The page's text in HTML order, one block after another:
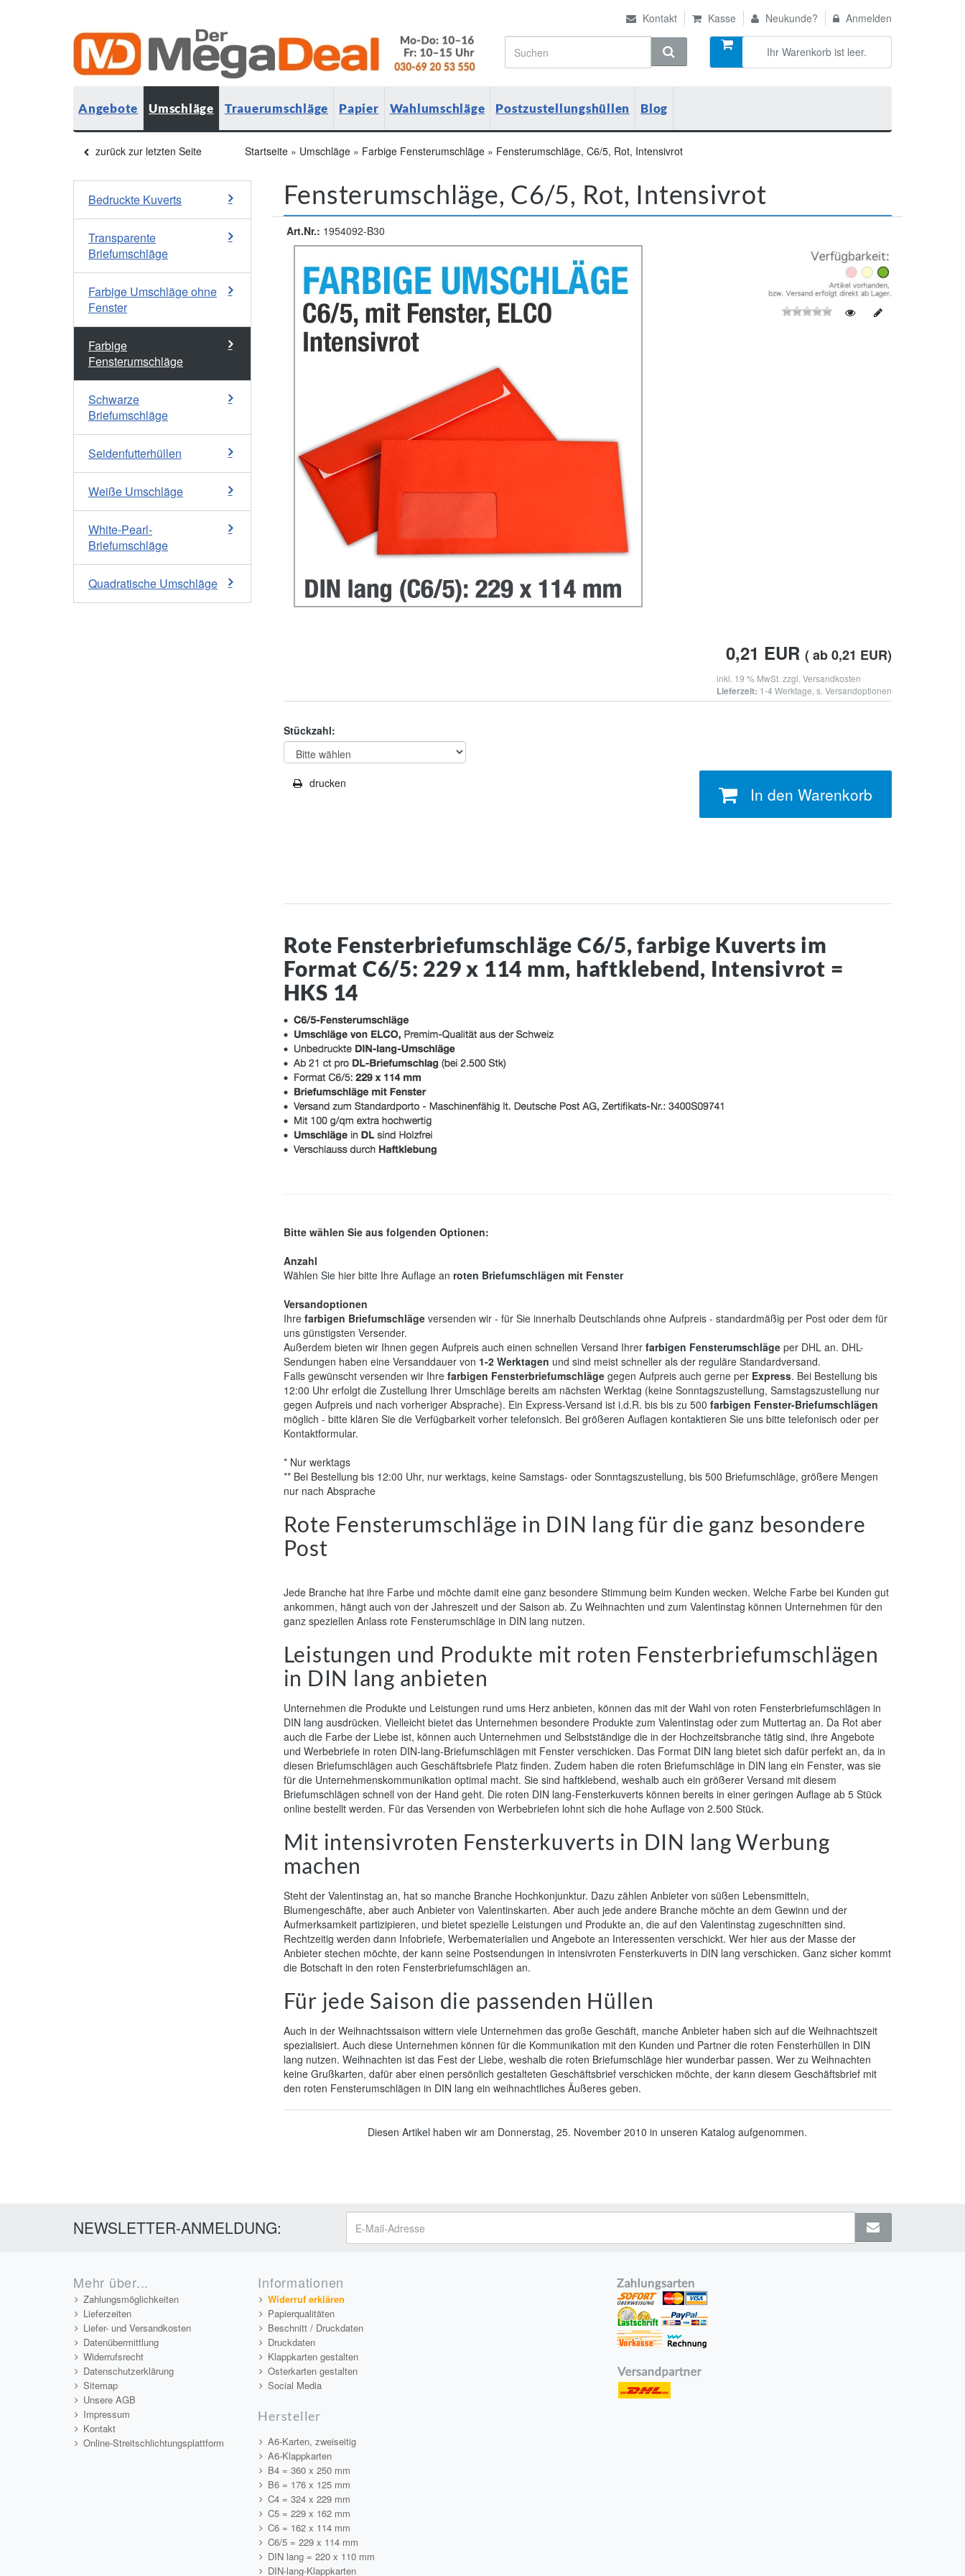
Kontakt Kasse Neukunde? Anmelden
Ihr Warenkorb ist leer.
Angebote Umschläge Trauerumschläge Papier Wahlumschläge Postzustellungshüllen Blog
zurück zur letzten Seite Startseite » Umschläge » Farbige Fensterumschläge » Fensterumschläge, C6/5, Rot, Intensivrot
Bedruckte Kuverts
Transparente
Briefumschläge
Farbige Umschläge ohne
Fenster
Farbige
Fensterumschläge
Schwarze
Briefumschläge
Seidenfutterhüllen
Weiße Umschläge
White-Pearl-
Briefumschläge
Quadratische Umschläge
Fensterumschläge, C6/5, Rot, Intensivrot
Art.Nr.: 1954092-B30
0,21 EUR ( ab 0,21 EUR)
inkl. 19 % MwSt. zzgl. Versandkosten
Lieferzeit: 1-4 Werktage, s. Versandoptionen
Stückzahl:
drucken
In den Warenkorb
Rote Fensterbriefumschläge C6/5, farbige Kuverts im
Format C6/5: 229 x 114 mm, haftklebend, Intensivrot =
HKS 14
Bitte wählen Sie aus folgenden Optionen:
Anzahl
Wählen Sie hier bitte Ihre Auflage an roten Briefumschlägen mit Fenster
Versandoptionen
Ihre farbigen Briefumschlägeversenden wir - für Sie innerhalb Deutschlands ohne Aufpreis - standardmäßig per Post oder dem für
uns günstigsten Versender.
Außerdem bieten wir Ihnen gegen Aufpreis auch einen schnellen Versand Ihrer farbigen Fensterumschlägeper DHL an. DHL-
Sendungen haben eine Versanddauer von 1-2 Werktagen und sind meist schneller als der reguläre Standardversand.
Falls gewünscht versenden wir Ihrefarbigen Fensterbriefumschlägegegen Aufpreis auch gerne per Express. Bei Bestellung bis
12:00 Uhr erfolgt die Zustellung Ihrer Umschläge bereits am nächsten Werktag (keine Sonntagszustellung, Samstagszustellung nur
gegen Aufpreis und nach vorheriger Absprache). Ein Express-Versand ist i.d.R. bis bis zu 500 farbigen Fenster-Briefumschlägen
möglich - bitte klären Sie die Verfügbarkeit vorher telefonsich. Bei größeren Auflagen kontaktieren Sie uns bitte telefonisch oder per
Kontaktformular.
* Nur werktags
** Bei Bestellung bis 12:00 Uhr, nur werktags, keine Samstags- oder Sonntagszustellung, bis 500 Briefumschläge, größere Mengen
nur nach Absprache
Rote Fensterumschläge in DIN lang für die ganz besondere
Post
Jede Branche hat ihre Farbe und möchte damit eine ganz besondere Stimmung beim Kunden wecken. Welche Farbe bei Kunden gut
ankommen, hängt auch von der Jahreszeit und der Saison ab. Zu Weihnachten und zum Valentinstag können Unternehmen für den
ganz speziellen Anlass rote Fensterumschläge in DIN lang nutzen.
Leistungen und Produkte mit roten Fensterbriefumschlägen
in DIN lang anbieten
Unternehmen die Produkte und Leistungen rund ums Herz anbieten, können das mit der Wahl von roten Fensterbriefumschlägen in
DIN lang ausdrücken. Vielleicht bietet das Unternehmen besondere Produkte zum Valentinstag oder zum Muttertag an. Da Rot aber
auch die Farbe der Liebe ist, können auch Unternehmen und Selbstständige die in der Hochzeitsbranche tätig sind, ihre Angebote
und Werbebriefe in roten DIN-lang-Briefumschlägen mit Fenster verschicken. Das Format DIN lang bietet sich dafür perfekt an, da in
diesen Briefumschlägen auch Geschäftsbriefe Platz finden. Zudem haben die roten Briefumschläge in DIN lang ein Fenster, was sie
für die Unternehmenskommunikation optimal macht. Sie sind haftklebend, weshalb auch ein größerer Versand mit diesem
Briefumschlägen schnell von der Hand geht. Die roten DIN lang-Fensterkuverts können bereits in einer geringen Auflage ab 5 Stück
online bestellt werden. Für das Versenden von Werbebriefen lohnt sich die hohe Auflage von 2.500 Stück.
Mit intensivroten Fensterkuverts in DIN lang Werbung
machen
Steht der Valentinstag an, hat so manche Branche Hochkonjunktur. Dazu zählen Anbieter von süßen Lebensmitteln,
Blumengeschäfte, aber auch Anbieter von Valentinskarten. Aber auch jede andere Branche möchte an dem Gewinn und der
Aufmerksamkeit partizipieren, und bietet spezielle Leistungen und Produkte an, die auf den Valentinstag zugeschnitten sind.
Rechtzeitig werden dann Infobriefe, Werbematerialien und Angebote an Interessenten verschickt. Wer hier aus der Masse der
Anbieter stechen möchte, der kann seine Postsendungen in intensivroten Fensterkuverts in DIN lang verschicken. Ganz sicher kommt
die Botschaft in den roten Fensterbriefumschlägen an.
Für jede Saison die passenden Hüllen
Auch in der Weihnachtssaison wittern viele Unternehmen das große Geschäft, manche Anbieter haben sich auf die Weihnachtszeit
spezialisiert. Auch diese Unternehmen können für die Kommunikation mit den Kunden und Partner die roten Fensterhüllen in DIN
lang nutzen. Weihnachten ist das Fest der Liebe, weshalb die roten Briefumschläge hier wunderbar passen. Wer zu Weihnachten
keine Grußkarten, dafür aber einen persönlich gestalteten Geschäftsbrief verschicken möchte, der kann diesem Geschäftsbrief mit
den roten Fensterumschlägen in DIN lang ein weihnachtliches Äußeres geben.
Diesen Artikel haben wir am Donnerstag, 25. November 2010 in unseren Katalog aufgenommen.
NEWSLETTER-ANMELDUNG:
Mehr über...
Zahlungsmöglichkeiten
Lieferzeiten
Liefer- und Versandkosten
Datenübermittlung
Widerrufsrecht
Datenschutzerklärung
Sitemap
Unsere AGB
Impressum
Kontakt
Online-Streitschlichtungsplattform
Informationen
Widerruf erklären
Papierqualitäten
Beschnitt / Druckdaten
Druckdaten
Klappkarten gestalten
Osterkarten gestalten
Social Media
Hersteller
A6-Karten, zweiseitig
A6-Klappkarten
B4 = 360 x 250 mm
B6 = 176 x 125 mm
C4 = 324 x 229 mm
C5 = 229 x 162 mm
C6 = 162 x 114 mm
C6/5 = 229 x 114 mm
DIN lang = 220 x 110 mm
DIN-lang-Klappkarten